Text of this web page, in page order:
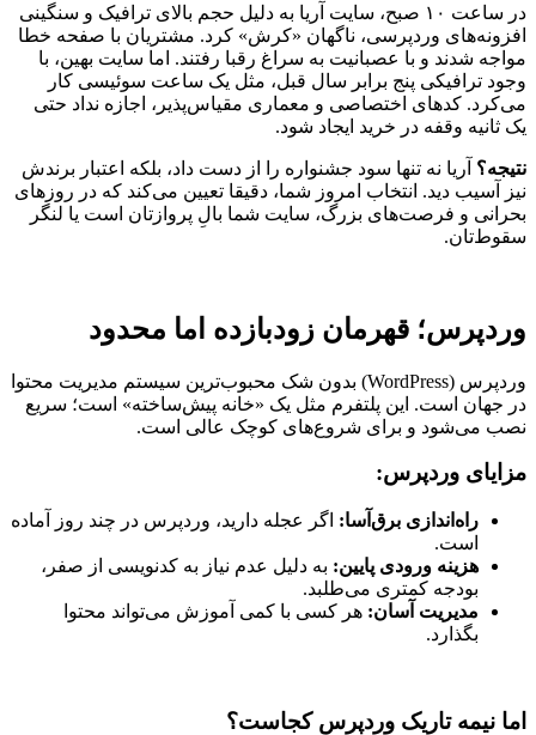
در ساعت ۱۰ صبح، سایت آریا به دلیل حجم بالای ترافیک و سنگینی
افزونه‌های وردپرسی، ناگهان «کرش» کرد. مشتریان با صفحه خطا
مواجه شدند و با عصبانیت به سراغ رقبا رفتند. اما سایت بهین، با
وجود ترافیکی پنج برابر سال قبل، مثل یک ساعت سوئیسی کار
می‌کرد. کدهای اختصاصی و معماری مقیاس‌پذیر، اجازه نداد حتی
یک ثانیه وقفه در خرید ایجاد شود.
نتیجه؟ آریا نه تنها سود جشنواره را از دست داد، بلکه اعتبار برندش
نیز آسیب دید. انتخاب امروز شما، دقیقا تعیین می‌کند که در روزهای
بحرانی و فرصت‌های بزرگ، سایت شما بالِ پروازتان است یا لنگر
سقوط‌تان.
وردپرس؛ قهرمان زودبازده اما محدود
وردپرس (WordPress) بدون شک محبوب‌ترین سیستم مدیریت محتوا
در جهان است. این پلتفرم مثل یک «خانه پیش‌ساخته» است؛ سریع
نصب می‌شود و برای شروع‌های کوچک عالی است.
مزایای وردپرس:
راه‌اندازی برق‌آسا: اگر عجله دارید، وردپرس در چند روز آماده
است.
هزینه ورودی پایین: به دلیل عدم نیاز به کدنویسی از صفر،
بودجه کمتری می‌طلبد.
مدیریت آسان: هر کسی با کمی آموزش می‌تواند محتوا
بگذارد.
اما نیمه تاریک وردپرس کجاست؟